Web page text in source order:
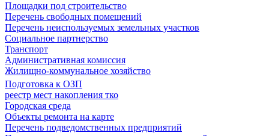
Площадки под строительство
Перечень свободных помещений
Перечень неиспользуемых земельных участков
Социальное партнерство
Транспорт
Административная комиссия
Жилищно-коммунальное хозяйство
Подготовка к ОЗП
реестр мест накопления тко
Городская среда
Объекты ремонта на карте
Перечень подведомственных предприятий